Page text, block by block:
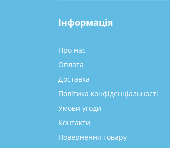
Інформація
Про нас
Оплата
Доставка
Політика конфіденціальності
Умови угоди
Контакти
Повернення товару